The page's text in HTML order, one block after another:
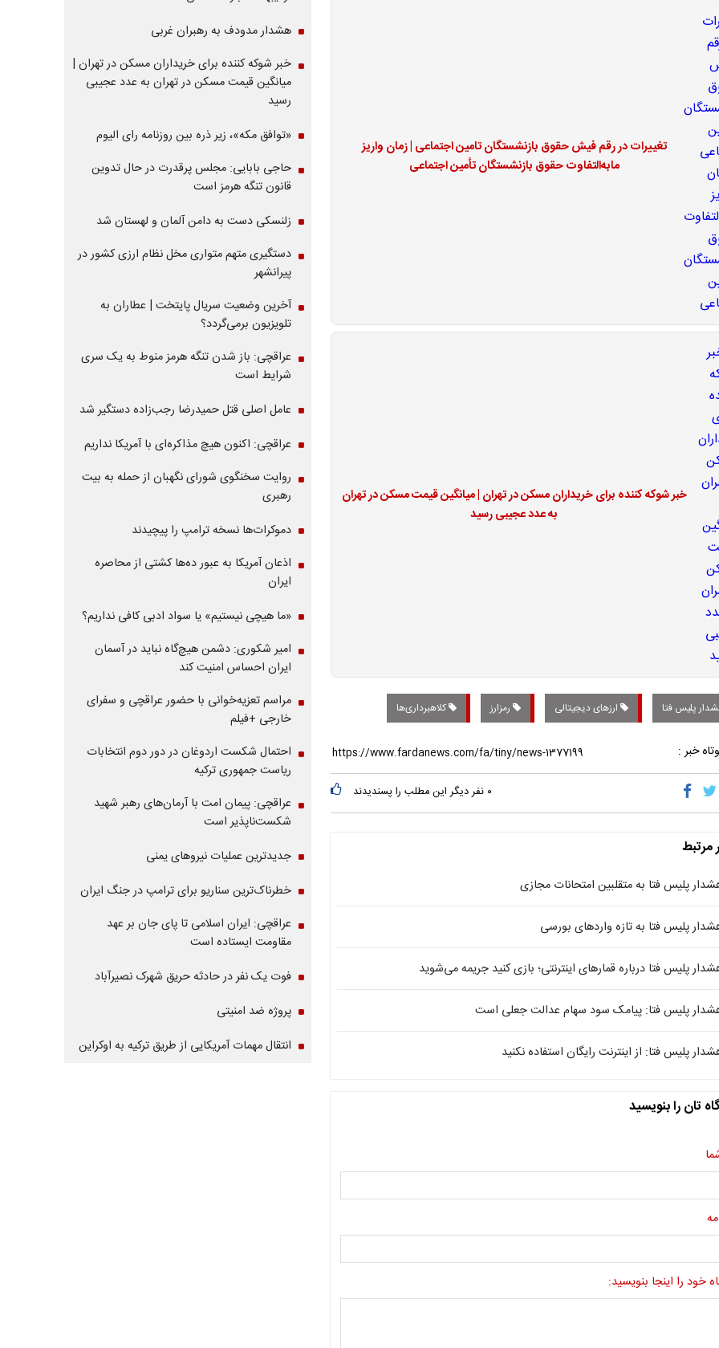
تغییرات در رقم فیش حقوق بازنشستگان تامین اجتماعی | زمان واریز
مابه‌التفاوت حقوق بازنشستگان تأمین اجتماعی
خبر شوکه کننده برای خریداران مسکن در تهران | میانگین قیمت مسکن در تهران
به عدد عجیبی رسید
پلیس فتا ارزهای دیجیتالی رمزارز کلاهبرداری‌ها
خبر :
۰ نفر دیگر این مطلب را پسندیدند
مرتبط
پلیس فتا به متقلبین امتحانات مجازی
پلیس فتا به تازه وارد‌های بورسی
پلیس فتا درباره قمارهای اینترنتی؛ بازی کنید جریمه می‌شوید
پلیس فتا: پیامک سود سهام عدالت جعلی است
پلیس فتا: از اینترنت رایگان استفاده نکنید
تان را بنویسید
خود را اینجا بنویسید:
هشدار مدودف به رهبران غربی
خبر شوکه کننده برای خریداران مسکن در تهران |
میانگین قیمت مسکن در تهران به عدد عجیبی
رسید
«توافق مکه»، زیر ذره بین روزنامه رای الیوم
حاجی بابایی: مجلس پرقدرت در حال تدوین
قانون تنگه هرمز است
زلنسکی دست به دامن آلمان و لهستان شد
دستگیری متهم متواری مخل نظام ارزی کشور در
پیرانشهر
آخرین وضعیت سریال پایتخت | عطاران به
تلویزیون برمی‌گردد؟
عراقچی: باز شدن تنگه هرمز منوط به یک سری
شرایط است
عامل اصلی قتل حمیدرضا رجب‌زاده دستگیر شد
عراقچی: اکنون هیچ مذاکره‌ای با آمریکا نداریم
روایت سخنگوی شورای نگهبان از حمله به بیت
رهبری
دموکرات‌ها نسخه ترامپ را پیچیدند
اذعان آمریکا به عبور ده‌ها کشتی از محاصره
ایران
«ما هیچی نیستیم» یا سواد ادبی کافی نداریم؟
امیر شکوری: دشمن هیچ‌گاه نباید در آسمان
ایران احساس امنیت کند
مراسم تعزیه‌خوانی با حضور عراقچی و سفرای
خارجی +فیلم
احتمال شکست اردوغان در دور دوم انتخابات
ریاست جمهوری ترکیه
عراقچی: پیمان امت با آرمان‌های رهبر شهید
شکست‌ناپذیر است
جدیدترین عملیات نیروهای یمنی
خطرناک‌ترین سناریو برای ترامپ در جنگ ایران
عراقچی: ایران اسلامی تا پای جان بر عهد
مقاومت ایستاده است
فوت یک نفر در حادثه حریق شهرک نصیرآباد
پروژه ضد امنیتی
انتقال مهمات آمریکایی از طریق ترکیه به اوکراین